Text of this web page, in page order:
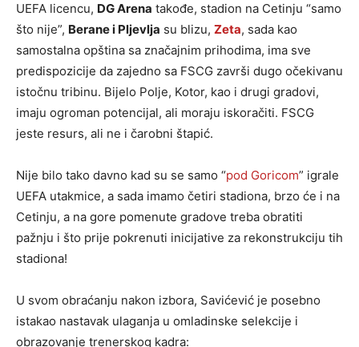
UEFA licencu, DG Arena takođe, stadion na Cetinju “samo
što nije”, Berane i Pljevlja su blizu, Zeta, sada kao
samostalna opština sa značajnim prihodima, ima sve
predispozicije da zajedno sa FSCG završi dugo očekivanu
istočnu tribinu. Bijelo Polje, Kotor, kao i drugi gradovi,
imaju ogroman potencijal, ali moraju iskoračiti. FSCG
jeste resurs, ali ne i čarobni štapić.
Nije bilo tako davno kad su se samo “pod Goricom” igrale
UEFA utakmice, a sada imamo četiri stadiona, brzo će i na
Cetinju, a na gore pomenute gradove treba obratiti
pažnju i što prije pokrenuti inicijative za rekonstrukciju tih
stadiona!
U svom obraćanju nakon izbora, Savićević je posebno
istakao nastavak ulaganja u omladinske selekcije i
obrazovanje trenerskog kadra: